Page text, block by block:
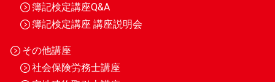
簿記検定講座Q&A
簿記検定講座 講座説明会
その他講座
社会保険労務士講座